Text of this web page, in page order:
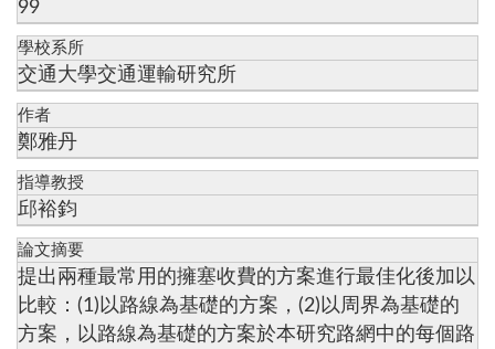
99
學校系所
交通大學交通運輸研究所
作者
鄭雅丹
指導教授
邱裕鈞
論文摘要
提出兩種最常用的擁塞收費的方案進行最佳化後加以
比較：(1)以路線為基礎的方案，(2)以周界為基礎的
方案，以路線為基礎的方案於本研究路網中的每個路